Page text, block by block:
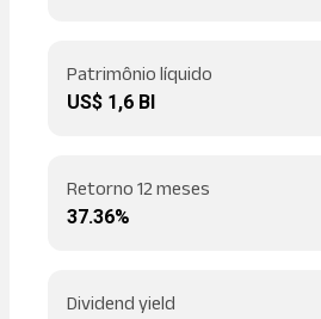
Patrimônio líquido
US$ 1,6 BI
Retorno 12 meses
37.36%
Dividend yield